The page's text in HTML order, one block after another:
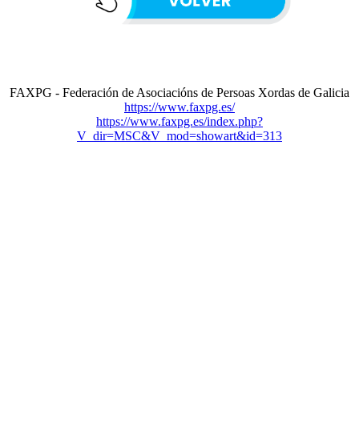
FAXPG - Federación de Asociacións de Persoas Xordas de Galicia
https://www.faxpg.es/
https://www.faxpg.es/index.php?
V_dir=MSC&V_mod=showart&id=313